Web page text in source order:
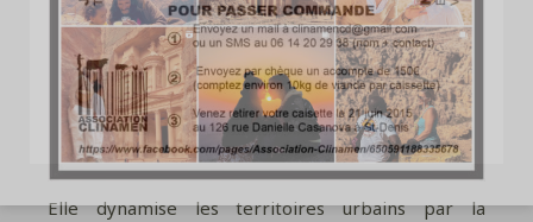
Elle dynamise les territoires urbains par la